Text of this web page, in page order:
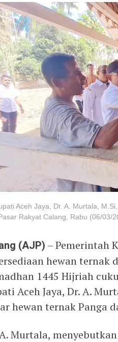
Aceh Jaya, Dr. A. Murtala,
Rakyat Calang, Rabu (06/03/
(AJP) – Pemerintah
hewan ternak
1445 Hijriah
Aceh Jaya, Dr. A.
hewan ternak Panga
Murtala,